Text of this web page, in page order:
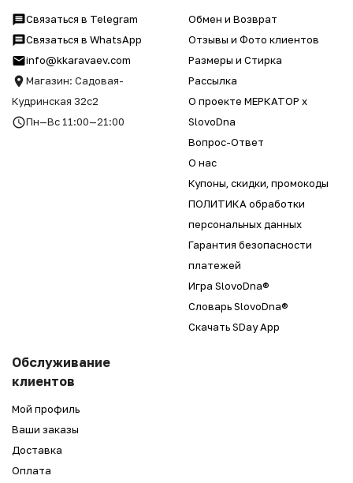
Связаться в Telegram
Связаться в WhatsApp
info@kkaravaev.com
Магазин: Садовая-
Кудринская 32с2
Пн—Вс 11:00—21:00
Обмен и Возврат
Отзывы и Фото клиентов
Размеры и Стирка
Рассылка
О проекте МЕРКАТОР x
SlovoDna
Вопрос-Ответ
О нас
Купоны, скидки, промокоды
ПОЛИТИКА обработки
персональных данных
Гарантия безопасности
платежей
Игра SlovoDna®
Словарь SlovoDna®
Скачать SDay App
Обслуживание
клиентов
Мой профиль
Ваши заказы
Доставка
Оплата